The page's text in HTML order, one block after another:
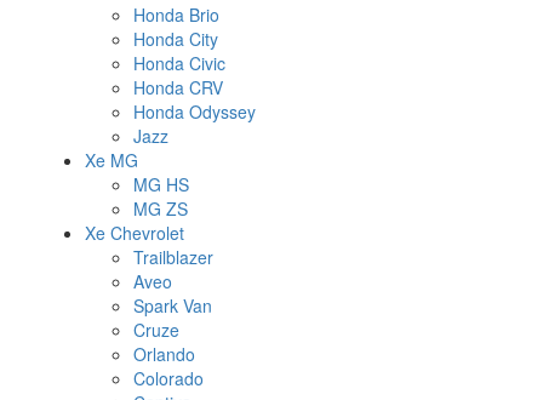
Honda Brio
Honda City
Honda Civic
Honda CRV
Honda Odyssey
Jazz
Xe MG
MG HS
MG ZS
Xe Chevrolet
Trailblazer
Aveo
Spark Van
Cruze
Orlando
Colorado